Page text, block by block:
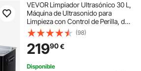
VEVOR Limpiador Ultrasónico 30 L,
Máquina de Ultrasonido para
Limpieza con Control de Perilla, de
Acero Inoxidable, con Cesta y Bola
de Limpieza para Relojes,
Maquinillas de Afeitar, Joyas, Negro
(98)
21990€
Disponible